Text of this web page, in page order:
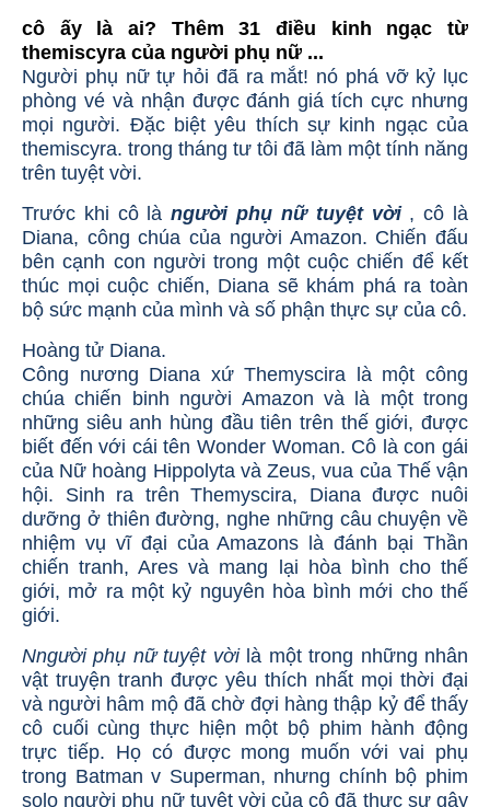
cô ấy là ai? Thêm 31 điều kinh ngạc từ
themiscyra của người phụ nữ ...
Người phụ nữ tự hỏi đã ra mắt! nó phá vỡ kỷ lục
phòng vé và nhận được đánh giá tích cực nhưng
mọi người. Đặc biệt yêu thích sự kinh ngạc của
themiscyra. trong tháng tư tôi đã làm một tính năng
trên tuyệt vời.
Trước khi cô làngười phụ nữ tuyệt vời, cô là
Diana, công chúa của người Amazon. Chiến đấu
bên cạnh con người trong một cuộc chiến để kết
thúc mọi cuộc chiến, Diana sẽ khám phá ra toàn
bộ sức mạnh của mình và số phận thực sự của cô.
Hoàng tử Diana.
Công nương Diana xứ Themyscira là một công
chúa chiến binh người Amazon và là một trong
những siêu anh hùng đầu tiên trên thế giới, được
biết đến với cái tên Wonder Woman. Cô là con gái
của Nữ hoàng Hippolyta và Zeus, vua của Thế vận
hội. Sinh ra trên Themyscira, Diana được nuôi
dưỡng ở thiên đường, nghe những câu chuyện về
nhiệm vụ vĩ đại của Amazons là đánh bại Thần
chiến tranh, Ares và mang lại hòa bình cho thế
giới, mở ra một kỷ nguyên hòa bình mới cho thế
giới.
Nngười phụ nữ tuyệt vờilà một trong những nhân
vật truyện tranh được yêu thích nhất mọi thời đại
và người hâm mộ đã chờ đợi hàng thập kỷ để thấy
cô cuối cùng thực hiện một bộ phim hành động
trực tiếp. Họ có được mong muốn với vai phụ
trong Batman v Superman, nhưng chính bộ phim
solo người phụ nữ tuyệt vời của cô đã thực sự gây